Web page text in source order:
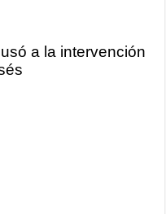
a la intervención